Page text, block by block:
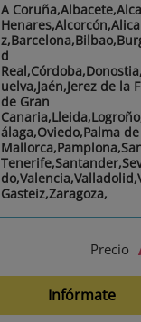
A
d
uelva,Jaén,Jerez de la
de Gran
álaga,Oviedo,Palma de
Gasteiz,Zaragoza,
Precio
Infórmate